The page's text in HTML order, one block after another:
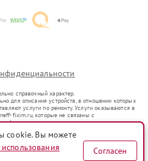
справочный характер.
для описания устройств, в отношении которых
услуги по ремонту. Услуги оказываются в
fixim.ru, которые не связаны с
официальными представителями.
в гражданский оборот в соответствии
цели индивидуализации услуг или введения
о предоставляемых услугах по
cookie. Вы можете
Согласен